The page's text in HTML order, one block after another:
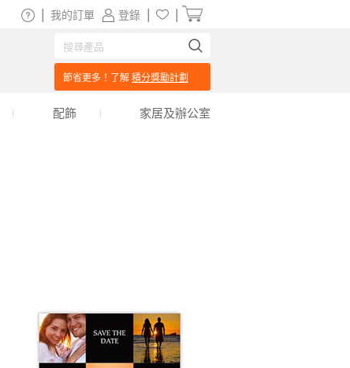
登錄
我的訂單
節省更多！了解 積分獎勵計劃
配飾 家居及辦公室